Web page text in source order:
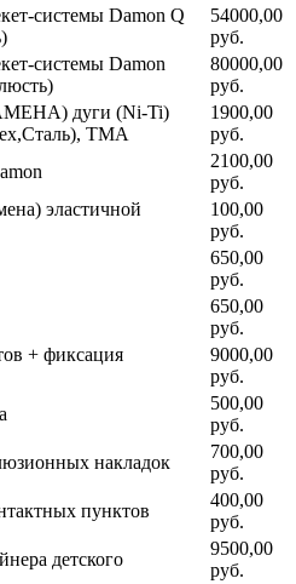
системы Damon Q
54000,00
руб.
системы Damon
80000,00
руб.
дуги (Ni-Ti)
ТМА
1900,00
руб.
2100,00
руб.
эластичной
100,00
руб.
650,00
руб.
650,00
руб.
+ фиксация
9000,00
руб.
500,00
руб.
накладок
700,00
руб.
пунктов
400,00
руб.
детского
9500,00
руб.